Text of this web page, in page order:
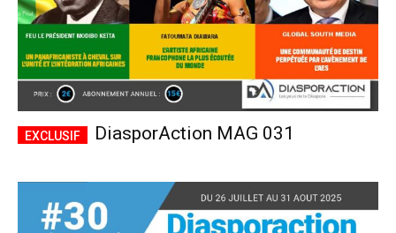
DiasporAction MAG 031